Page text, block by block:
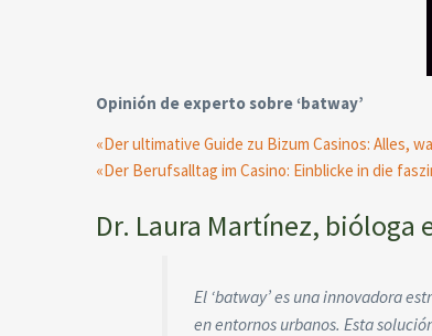
Opinión de experto sobre ‘batway’
«Der ultimative Guide zu Bizum Casinos: Alles,
«Der Berufsalltag im Casino: Einblicke in die
Dr. Laura Martínez, bióloga
El ‘batway’ es una innovadora
en entornos urbanos. Esta